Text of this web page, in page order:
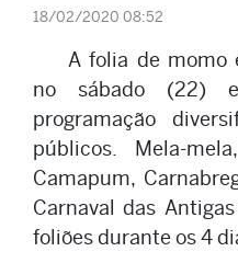
18/02/2020 08:52
A folia de momo
no sábado (22)
programação
públicos. Mela-
Camapum,
Carnaval das
foliões durante os 4